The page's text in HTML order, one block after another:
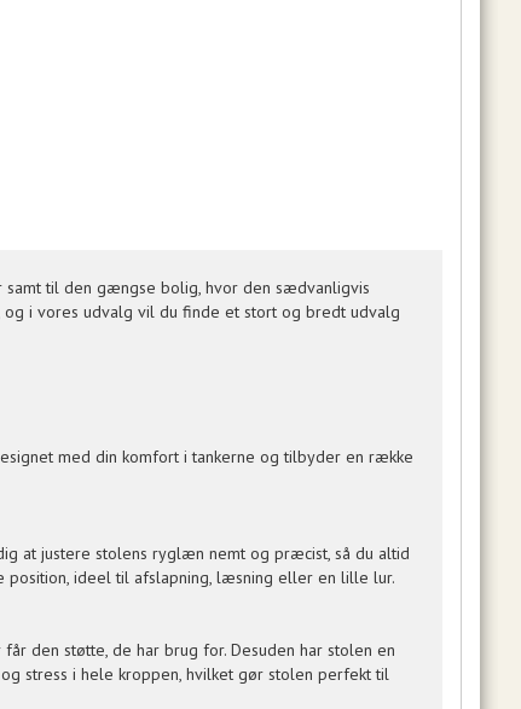
til den gængse bolig, hvor den sædvanligvis
i vores udvalg vil du finde et stort og bredt udvalg
med din komfort i tankerne og tilbyder en række
at justere stolens ryglæn nemt og præcist, så du altid
ideel til afslapning, læsning eller en lille lur.
den støtte, de har brug for. Desuden har stolen en
stress i hele kroppen, hvilket gør stolen perfekt til